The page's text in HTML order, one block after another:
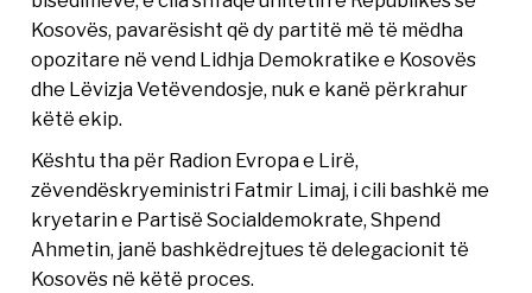
Kosovës, pavarësisht që dy partitë më të mëdha
opozitare në vend Lidhja Demokratike e Kosovës
dhe Lëvizja Vetëvendosje, nuk e kanë përkrahur
këtë ekip.
Kështu tha për Radion Evropa e Lirë,
zëvendëskryeministri Fatmir Limaj, i cili bashkë me
kryetarin e Partisë Socialdemokrate, Shpend
Ahmetin, janë bashkëdrejtues të delegacionit të
Kosovës në këtë proces.